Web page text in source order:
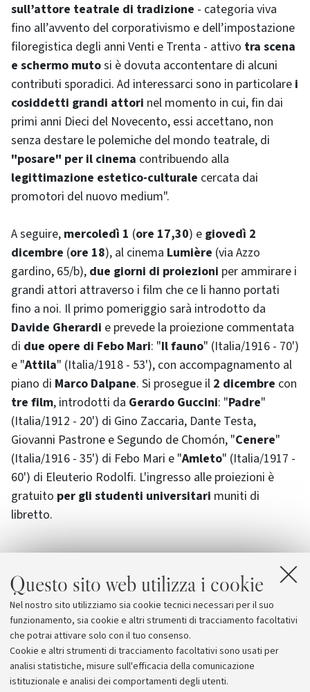
Questo sito web utilizza i cookie
Nel nostro sito utilizziamo sia cookie tecnici necessari per il suo
funzionamento, sia cookie e altri strumenti di tracciamento facoltativi
che potrai attivare solo con il tuo consenso.
Cookie e altri strumenti di tracciamento facoltativi sono usati per
analisi statistiche, misure sull'efficacia della comunicazione
istituzionale e analisi dei comportamenti degli utenti.
sull’attore teatrale di tradizione - categoria viva
fino all’avvento del corporativismo e dell’impostazione
filoregistica degli anni Venti e Trenta - attivo tra scena
e schermo mutosi è dovuta accontentare di alcuni
contributi sporadici. Ad interessarci sono in particolare i
cosiddetti grandi attori nel momento in cui, fin dai
primi anni Dieci del Novecento, essi accettano, non
senza destare le polemiche del mondo teatrale, di
"posare" per il cinema contribuendo alla
legittimazione estetico-culturale cercata dai
promotori del nuovo medium".
A seguire, mercoledì 1 (ore 17,30) e giovedì 2
dicembre (ore 18), al cinema Lumière (via Azzo
gardino, 65/b), due giorni di proiezioni per ammirare i
grandi attori attraverso i film che ce li hanno portati
fino a noi. Il primo pomeriggio sarà introdotto da
Davide Gherardi e prevede la proiezione commentata
di due opere di Febo Mari: "Il fauno" (Italia/1916 - 70')
e "Attila" (Italia/1918 - 53'), con accompagnamento al
piano di Marco Dalpane. Si prosegue il 2 dicembre con
tre film, introdotti da Gerardo Guccini: "Padre"
(Italia/1912 - 20') di Gino Zaccaria, Dante Testa,
Giovanni Pastrone e Segundo de Chomón, "Cenere"
(Italia/1916 - 35') di Febo Mari e "Amleto" (Italia/1917 -
60') di Eleuterio Rodolfi. L'ingresso alle proiezioni è
gratuito per gli studenti universitari muniti di
libretto.
Allegati
Cimes